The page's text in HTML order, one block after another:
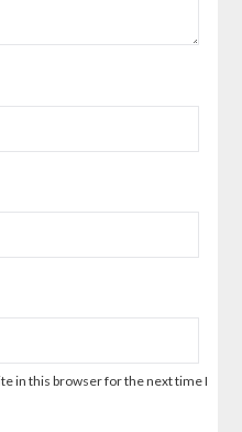
in this browser for the next time I